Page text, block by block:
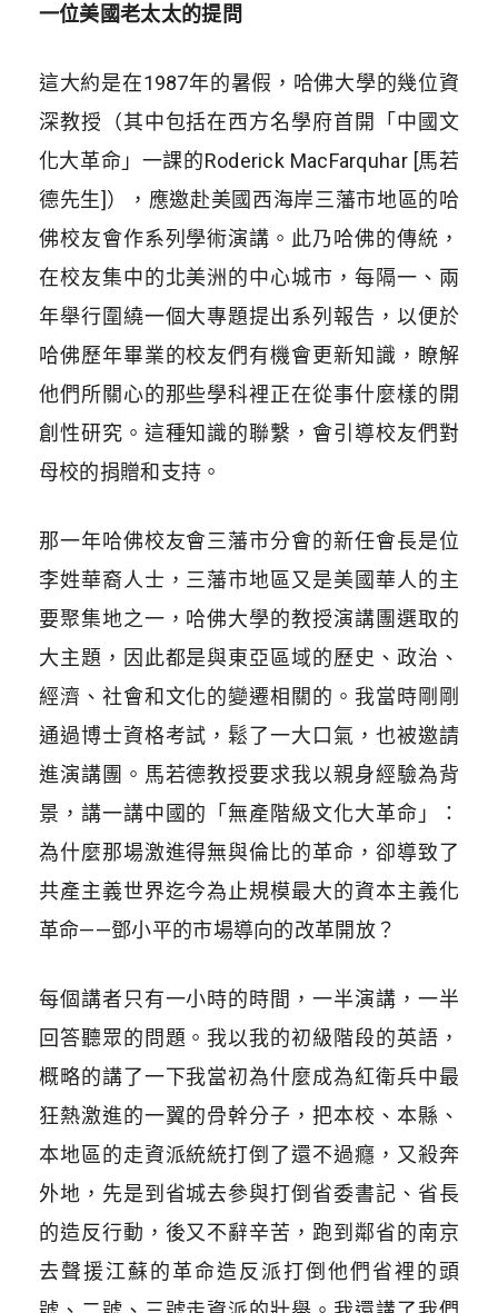
一位美國老太太的提問
這大約是在1987年的暑假，哈佛大學的幾位資
深教授（其中包括在西方名學府首開「中國文
化大革命」一課的Roderick MacFarquhar [馬若
德先生]），應邀赴美國西海岸三藩市地區的哈
佛校友會作系列學術演講。此乃哈佛的傳統，
在校友集中的北美洲的中心城市，每隔一、兩
年舉行圍繞一個大專題提出系列報告，以便於
哈佛歷年畢業的校友們有機會更新知識，瞭解
他們所關心的那些學科裡正在從事什麼樣的開
創性研究。這種知識的聯繫，會引導校友們對
母校的捐贈和支持。
那一年哈佛校友會三藩市分會的新任會長是位
李姓華裔人士，三藩市地區又是美國華人的主
要聚集地之一，哈佛大學的教授演講團選取的
大主題，因此都是與東亞區域的歷史、政治、
經濟、社會和文化的變遷相關的。我當時剛剛
通過博士資格考試，鬆了一大口氣，也被邀請
進演講團。馬若德教授要求我以親身經驗為背
景，講一講中國的「無產階級文化大革命」：
為什麼那場激進得無與倫比的革命，卻導致了
共產主義世界迄今為止規模最大的資本主義化
革命——鄧小平的市場導向的改革開放？
每個講者只有一小時的時間，一半演講，一半
回答聽眾的問題。我以我的初級階段的英語，
概略的講了一下我當初為什麼成為紅衛兵中最
狂熱激進的一翼的骨幹分子，把本校、本縣、
本地區的走資派統統打倒了還不過癮，又殺奔
外地，先是到省城去參與打倒省委書記、省長
的造反行動，後又不辭辛苦，跑到鄰省的南京
去聲援江蘇的革命造反派打倒他們省裡的頭